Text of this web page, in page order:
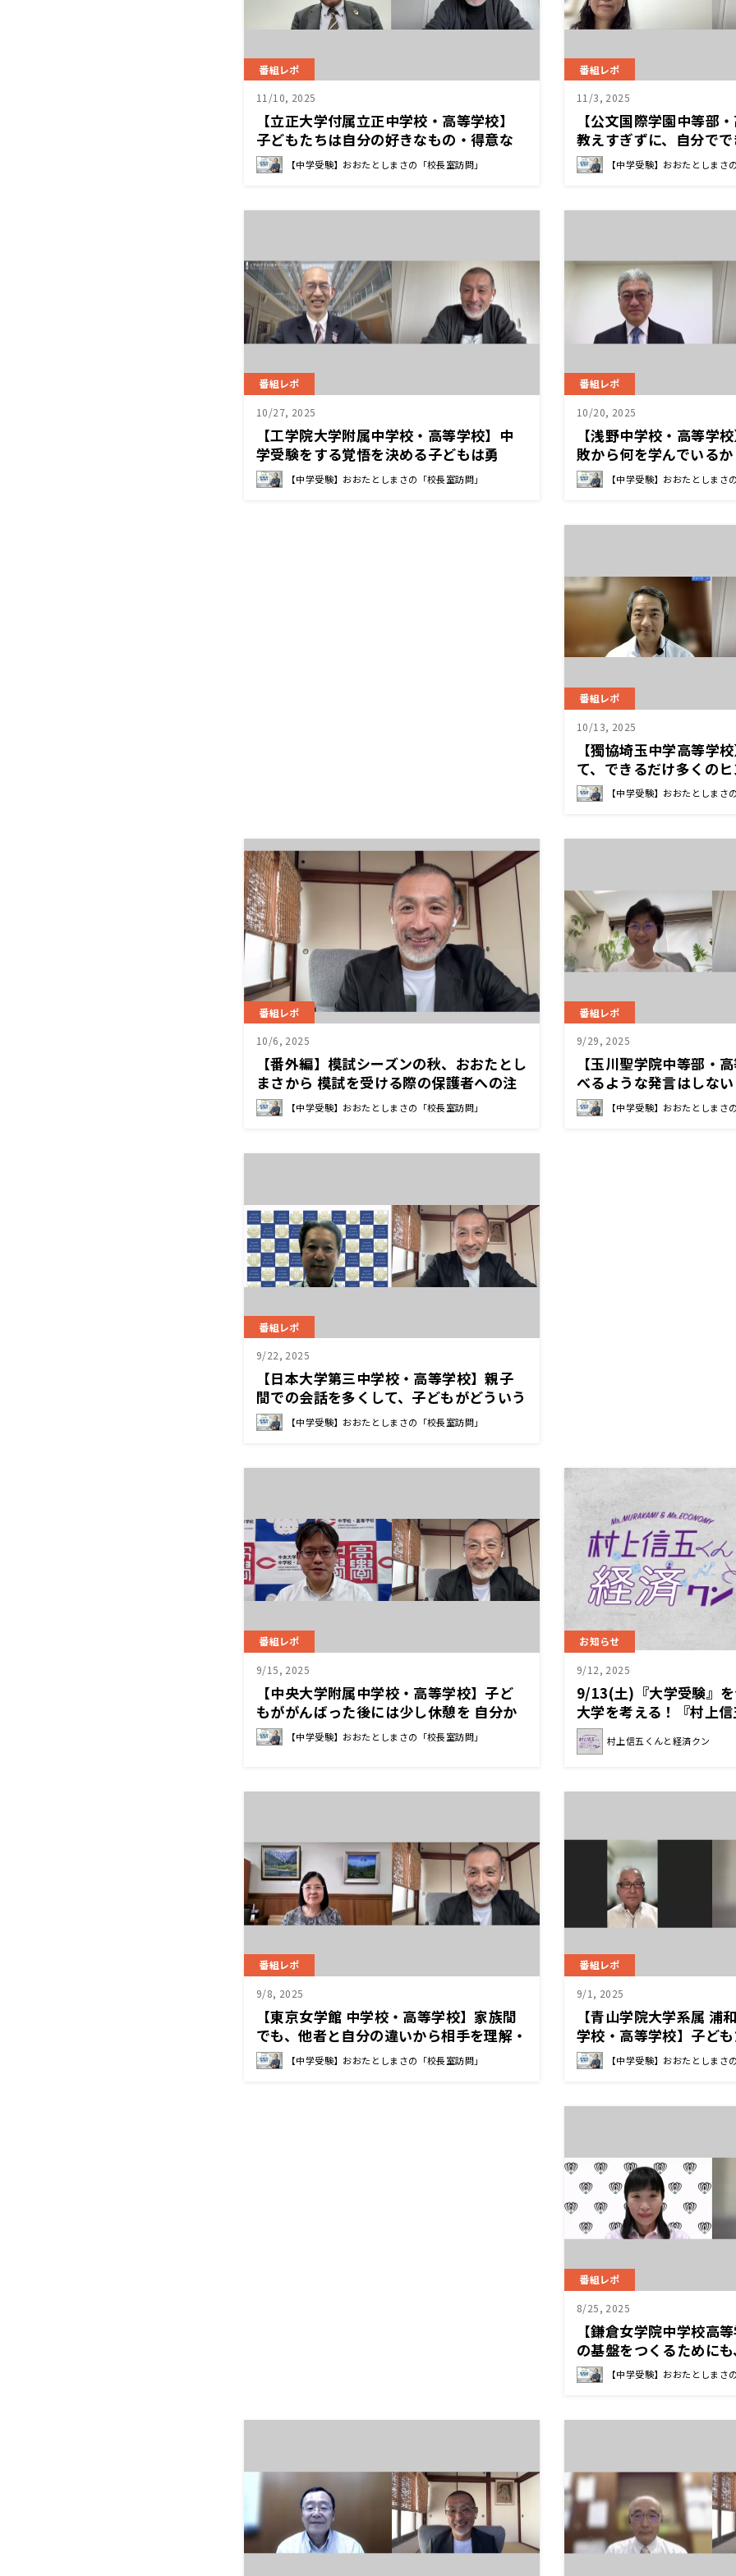
番組レポ
11/10, 2025
【立正大学付属立正中学校・高等学校】
子どもたちは自分の好きなもの・得意な
ものに自信を持ててこそ、苦手なことに
チャレンジしていける 大場 一人 校長先
【中学受験】おおたとしまさの「校長室訪問」
番組レポ
11/3, 2025
【公文国際学園中等部
教えすぎずに、自分で
小さな変化であってもし
める 公文 晶子 校長先生
【中学受験】おおたとしまさ
番組レポ
10/27, 2025
【工学院大学附属中学校・高等学校】中
学受験をする覚悟を決める子どもは勇
者 家庭はその勇者がほっと安らげる場
所であるように 中野 由章 校長先生
【中学受験】おおたとしまさの「校長室訪問」
番組レポ
10/20, 2025
【浅野中学校・高等学
敗から何を学んでいる
ではなく、一緒に考えて
てあげる 古梶 裕之 校長
【中学受験】おおたとしまさ
番組レポ
10/13, 2025
【獨協埼玉中学高等学
て、できるだけ多くのヒ
自らの可能性に気づく機
る 尾花 信行 校長先生
【中学受験】おおたとしまさ
番組レポ
10/6, 2025
【番外編】模試シーズンの秋、おおたとし
まさから 模試を受ける際の保護者への注
意点
【中学受験】おおたとしまさの「校長室訪問」
番組レポ
9/29, 2025
【玉川聖学院中等部・
べるような発言はしな
分よりも、その時々で気
褒め続ける 安藤 理恵子
【中学受験】おおたとしまさ
番組レポ
9/22, 2025
【日本大学第三中学校・高等学校】親子
間での会話を多くして、子どもがどういう
ことに興味を持って何をしているかを知っ
ておく 樋山 克也 校長先生
【中学受験】おおたとしまさの「校長室訪問」
番組レポ
9/15, 2025
【中央大学附属中学校・高等学校】子ど
もががんばった後には少し休憩を 自分か
らやってみたいという気持ちを急かさずに
見守る 安藤 浩一 校長先生
【中学受験】おおたとしまさの「校長室訪問」
お知らせ
9/12, 2025
9/13(土)『大学受験』
大学を考える！『村上
ン』
村上信五くんと経済クン
番組レポ
9/8, 2025
【東京女学館 中学校・高等学校】家族間
でも、他者と自分の違いから相手を理解・
認めることで生まれる相手を尊重する心
「品性」を大切に 渡部 さなえ 校長先生
【中学受験】おおたとしまさの「校長室訪問」
番組レポ
9/1, 2025
【青山学院大学系属 浦
学校・高等学校】子ど
あるもの、“褒めるとこ
探して、的確に伝える
【中学受験】おおたとしまさ
番組レポ
8/25, 2025
【鎌倉女学院中学校高
の基盤をつくるために
を喜んでいると伝わる
野 明子 校長先生
【中学受験】おおたとしまさ